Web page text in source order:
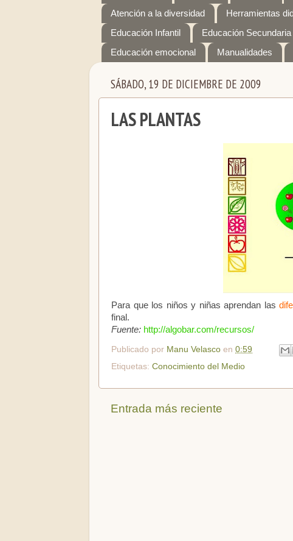
Atención a la diversidad
Herramientas
Educación Infantil
Educación Secundaria
Educación emocional
Manualidades
SÁBADO, 19 DE DICIEMBRE DE 2009
LAS PLANTAS
Para que los niños y niñas aprendan las
final.
Fuente: http://algobar.com/recursos/
Publicado por Manu Velasco en 0:59
Etiquetas: Conocimiento del Medio
Entrada más reciente